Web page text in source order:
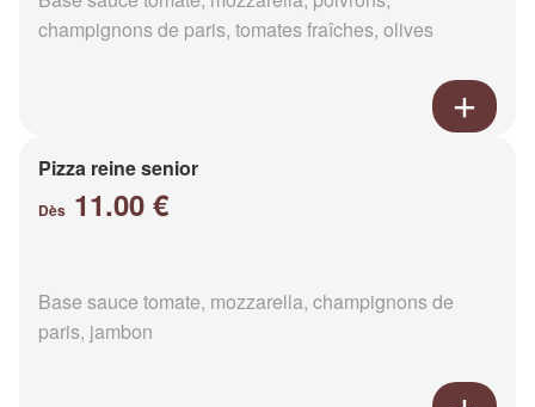
champignons de paris, tomates fraîches, olives
Pizza reine senior
Dès 11.00 €
Base sauce tomate, mozzarella, champignons de
paris, jambon